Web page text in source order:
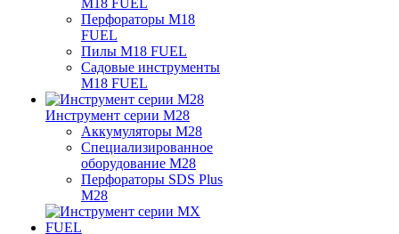
M18 FUEL
Перфораторы M18
FUEL
Пилы M18 FUEL
Садовые инструменты
M18 FUEL
Инструмент серии M28
Аккумуляторы M28
Специализированное
оборудование M28
Перфораторы SDS Plus
M28